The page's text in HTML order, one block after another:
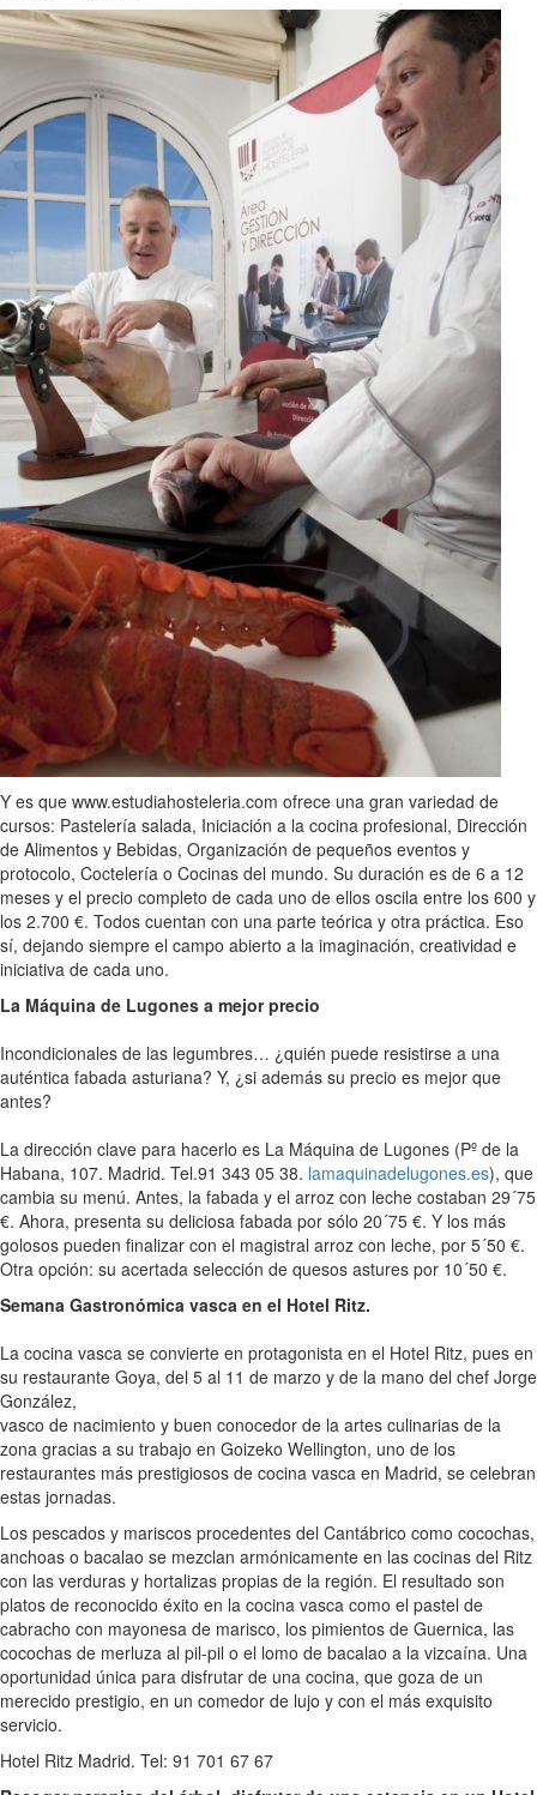
Y es que www.estudiahosteleria.com ofrece una gran variedad de
cursos: Pastelería salada, Iniciación a la cocina profesional, Dirección
de Alimentos y Bebidas, Organización de pequeños eventos y
protocolo, Coctelería o Cocinas del mundo. Su duración es de 6 a 12
meses y el precio completo de cada uno de ellos oscila entre los 600 y
los 2.700 €. Todos cuentan con una parte teórica y otra práctica. Eso
sí, dejando siempre el campo abierto a la imaginación, creatividad e
iniciativa de cada uno.
La Máquina de Lugones a mejor precio
Incondicionales de las legumbres… ¿quién puede resistirse a una
auténtica fabada asturiana? Y, ¿si además su precio es mejor que
antes?
La dirección clave para hacerlo es La Máquina de Lugones (Pº de la
Habana, 107. Madrid. Tel.91 343 05 38. lamaquinadelugones.es), que
cambia su menú. Antes, la fabada y el arroz con leche costaban 29´75
€. Ahora, presenta su deliciosa fabada por sólo 20´75 €. Y los más
golosos pueden finalizar con el magistral arroz con leche, por 5´50 €.
Otra opción: su acertada selección de quesos astures por 10´50 €.
Semana Gastronómica vasca en el Hotel Ritz.
La cocina vasca se convierte en protagonista en el Hotel Ritz, pues en
su restaurante Goya, del 5 al 11 de marzo y de la mano del chef Jorge
González,
vasco de nacimiento y buen conocedor de la artes culinarias de la
zona gracias a su trabajo en Goizeko Wellington, uno de los
restaurantes más prestigiosos de cocina vasca en Madrid, se celebran
estas jornadas.
Los pescados y mariscos procedentes del Cantábrico como cocochas,
anchoas o bacalao se mezclan armónicamente en las cocinas del Ritz
con las verduras y hortalizas propias de la región. El resultado son
platos de reconocido éxito en la cocina vasca como el pastel de
cabracho con mayonesa de marisco, los pimientos de Guernica, las
cocochas de merluza al pil-pil o el lomo de bacalao a la vizcaína. Una
oportunidad única para disfrutar de una cocina, que goza de un
merecido prestigio, en un comedor de lujo y con el más exquisito
servicio.
Hotel Ritz Madrid. Tel: 91 701 67 67